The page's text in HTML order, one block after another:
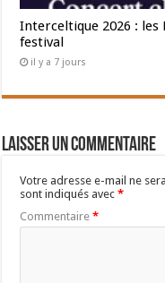
Interceltique 2026 :
festival
il y a 7 jours
Laisser un commentaire
Votre adresse e-mail ne
sont indiqués avec*
Commentaire*